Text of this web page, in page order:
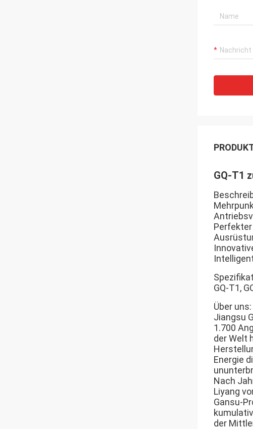
GQ-T1
GQ-T1,
Über uns:
Jiangsu
1.700
der Welt
Energie
Nach
Liyang
Gansu-
der